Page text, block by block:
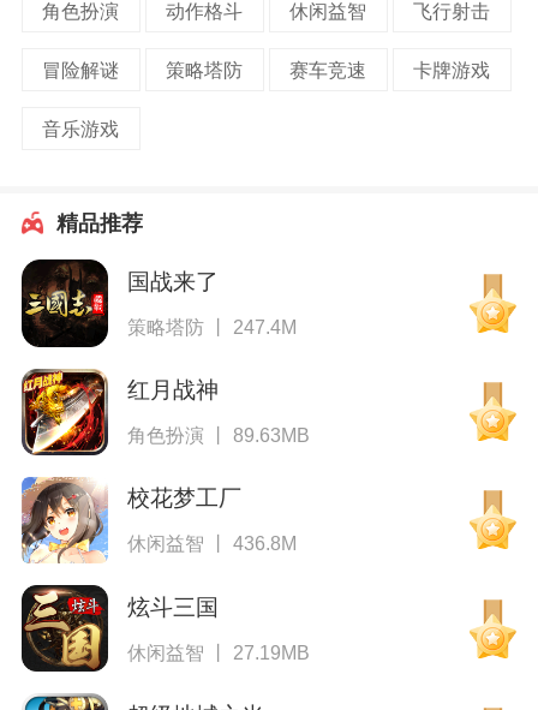
角色扮演 动作格斗 休闲益智 飞行射击
冒险解谜 策略塔防 赛车竞速 卡牌游戏
音乐游戏
精品推荐
国战来了
策略塔防 丨 247.4M
红月战神
角色扮演 丨 89.63MB
校花梦工厂
休闲益智 丨 436.8M
炫斗三国
休闲益智 丨 27.19MB